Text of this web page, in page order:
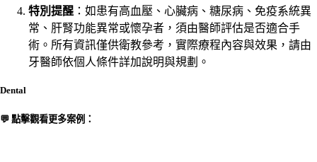
特別提醒 ：如患有高血壓、心臟病、糖尿病、免疫系統異
常、肝腎功能異常或懷孕者，須由醫師評估是否適合手
術。所有資訊僅供衛教參考，實際療程內容與效果，請由
牙醫師依個人條件詳加說明與規劃。
Dental
💬 點擊觀看更多案例：